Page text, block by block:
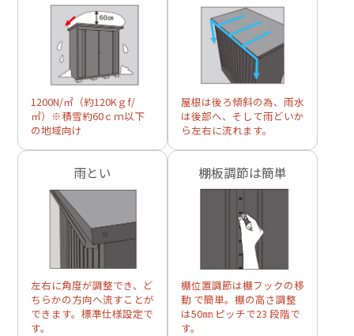
1200N/㎡（約120Kｇf/
㎡）※積雪約60ｃｍ以下
の地域向け
屋根は後ろ傾斜の為、雨水
は後部へ、そして雨どいか
ら左右に流れます。
雨とい
左右に角度が調整でき、ど
ちらかの方向へ流すことが
できます。標準仕様設定で
す。
棚板調節は簡単
棚位置調節は棚フックの移
動 で簡単。棚の高さ調整
は50㎜ ピッチで23 段階で
す。